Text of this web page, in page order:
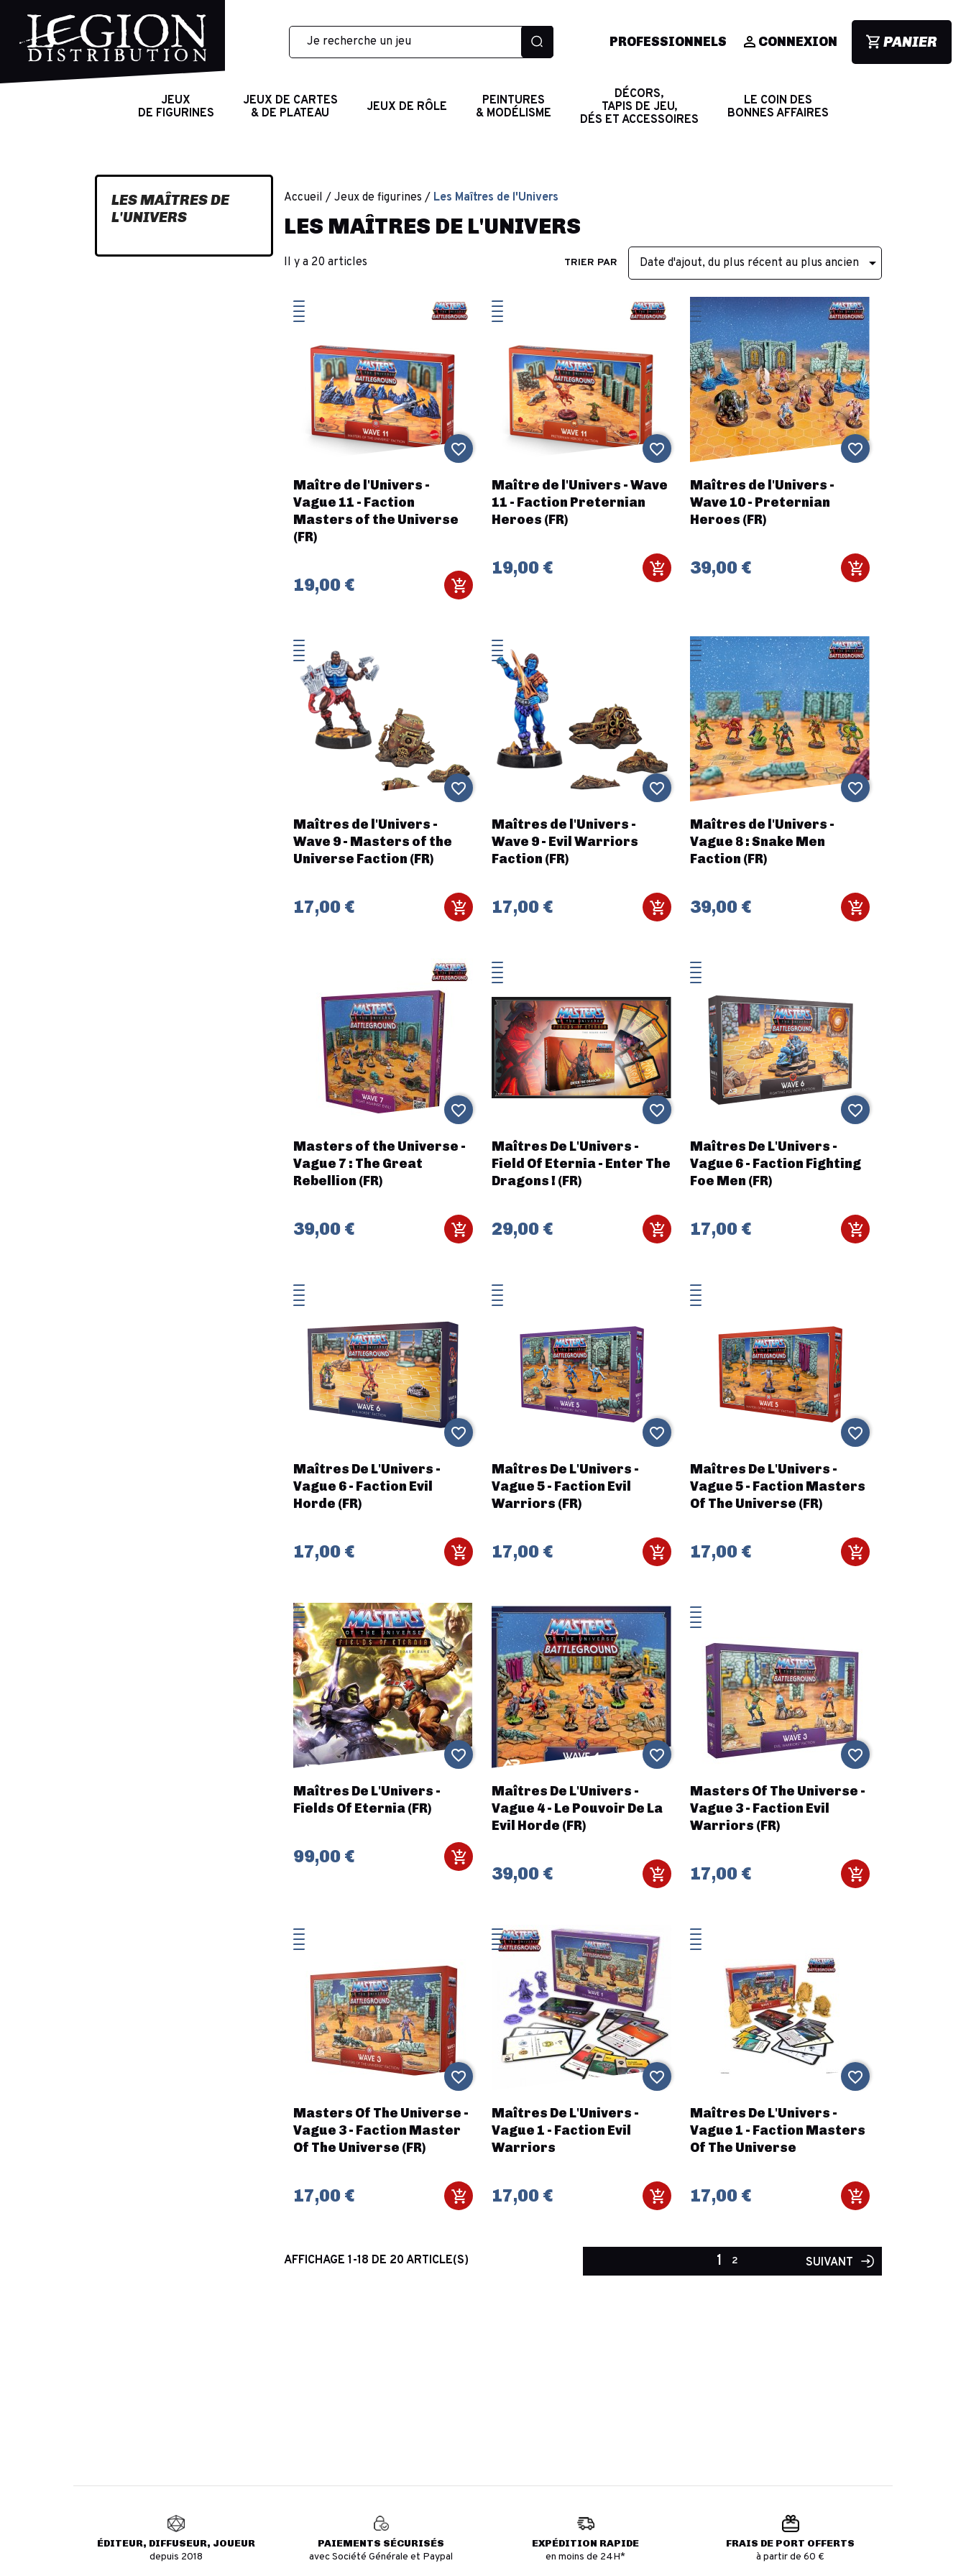
PROFESSIONNELS CONNEXION PANIER
JEUX
DE FIGURINES
JEUX DE CARTES
& DE PLATEAU
JEUX DE RÔLE
PEINTURES
& MODÉLISME
DÉCORS,
TAPIS DE JEU,
DÉS ET ACCESSOIRES
LE COIN DES
BONNES AFFAIRES
LES MAÎTRES DE
L'UNIVERS
Accueil Jeux de figurines Les Maîtres de l'Univers
LES MAÎTRES DE L'UNIVERS
Il y a 20 articles TRIER PAR Date d'ajout, du plus récent au plus ancien 
Maître de l'Univers -
Vague 11 - Faction
Masters of the Universe
(FR)
19,00 €
favorite_border
Maître de l'Univers - Wave
11 - Faction Preternian
Heroes (FR)
19,00 €
favorite_border
Maîtres de l'Univers -
Wave 10 - Preternian
Heroes (FR)
39,00 €
favorite_border
Maîtres de l'Univers -
Wave 9 - Masters of the
Universe Faction (FR)
17,00 €
favorite_border
Maîtres de l'Univers -
Wave 9 - Evil Warriors
Faction (FR)
17,00 €
favorite_border
Maîtres de l'Univers -
Vague 8 : Snake Men
Faction (FR)
39,00 €
favorite_border
Masters of the Universe -
Vague 7 : The Great
Rebellion (FR)
39,00 €
favorite_border
Maîtres De L'Univers -
Field Of Eternia - Enter The
Dragons ! (FR)
29,00 €
favorite_border
Maîtres De L'Univers -
Vague 6 - Faction Fighting
Foe Men (FR)
17,00 €
favorite_border
Maîtres De L'Univers -
Vague 6 - Faction Evil
Horde (FR)
17,00 €
favorite_border
Maîtres De L'Univers -
Vague 5 - Faction Evil
Warriors (FR)
17,00 €
favorite_border
Maîtres De L'Univers -
Vague 5 - Faction Masters
Of The Universe (FR)
17,00 €
favorite_border
Maîtres De L'Univers -
Fields Of Eternia (FR)
99,00 €
favorite_border
Maîtres De L'Univers -
Vague 4 - Le Pouvoir De La
Evil Horde (FR)
39,00 €
favorite_border
Masters Of The Universe -
Vague 3 - Faction Evil
Warriors (FR)
17,00 €
favorite_border
Masters Of The Universe -
Vague 3 - Faction Master
Of The Universe (FR)
17,00 €
favorite_border
Maîtres De L'Univers -
Vague 1 - Faction Evil
Warriors
17,00 €
favorite_border
Maîtres De L'Univers -
Vague 1 - Faction Masters
Of The Universe
17,00 €
favorite_border
AFFICHAGE 1-18 DE 20 ARTICLE(S) 1 2 SUIVANT
ÉDITEUR, DIFFUSEUR, JOUEUR
depuis 2018
PAIEMENTS SÉCURISÉS
avec Société Générale et Paypal
EXPÉDITION RAPIDE
en moins de 24H*
FRAIS DE PORT OFFERTS
à partir de 60 €